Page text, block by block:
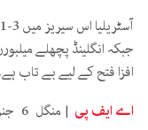
جبکہ انگلینڈ پچھلے
افزا فتح کے لیے بے تاب
اے ایف پی
منگل 6 جنوری 2026 14:30